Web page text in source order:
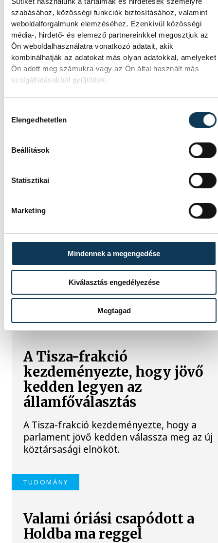
szabásához, közösségi funkciók biztosításához, valamint
weboldalforgalmunk elemzéséhez. Ezenkívül közösségi
média-, hirdető- és elemező partnereinkkel megosztjuk az
Ön weboldalhasználatra vonatkozó adatait, akik
kombinálhatják az adatokat más olyan adatokkal, amelyeket
Ön adott meg számukra vagy az Ön által használt más
szolgáltatásokból gyűjtöttek.
Elengedhetetlen
Beállítások
Statisztikai
Marketing
Mindennek a megengedése
Kiválasztás engedélyezése
Megtagad
TOVÁBBI CIKKEK
KÖZÉLET
A Tisza-frakció
kezdeményezte, hogy jövő
kedden legyen az
államfőválasztás
A Tisza-frakció kezdeményezte, hogy a
parlament jövő kedden válassza meg az új
köztársasági elnököt.
TUDOMÁNY
Valami óriási csapódott a
Holdba ma reggel